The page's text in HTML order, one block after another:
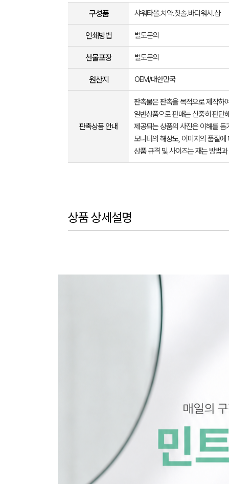
구성품 샤워타올.치약.칫솔.바디워시.샴
인쇄방법 별도문의
선물포장 별도문의
원산지 OEM/대한민국
판촉상품 안내
판촉물은 판촉을 목적으로 제작하
일반상품으로 판매는 신중히 판단
제공되는 상품의 사진은 이해를
모니터의 해상도, 이미지의 품질
상품 규격 및 사이즈는 재는 방법
상품 상세설명